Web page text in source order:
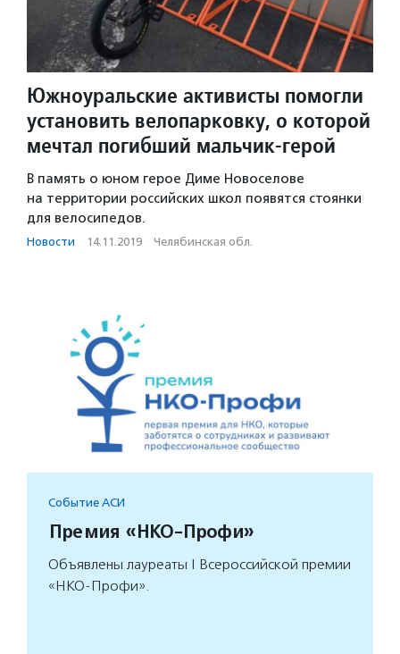
Южноуральские активисты помогли
установить велопарковку, о которой
мечтал погибший мальчик-герой
В память о юном герое Диме Новоселове
на территории российских школ появятся стоянки
для велосипедов.
Новости · 14.11.2019 · Челябинская обл.
Событие АСИ
Премия «НКО-Профи»
Объявлены лауреаты I Всероссийской премии
«НКО-Профи».